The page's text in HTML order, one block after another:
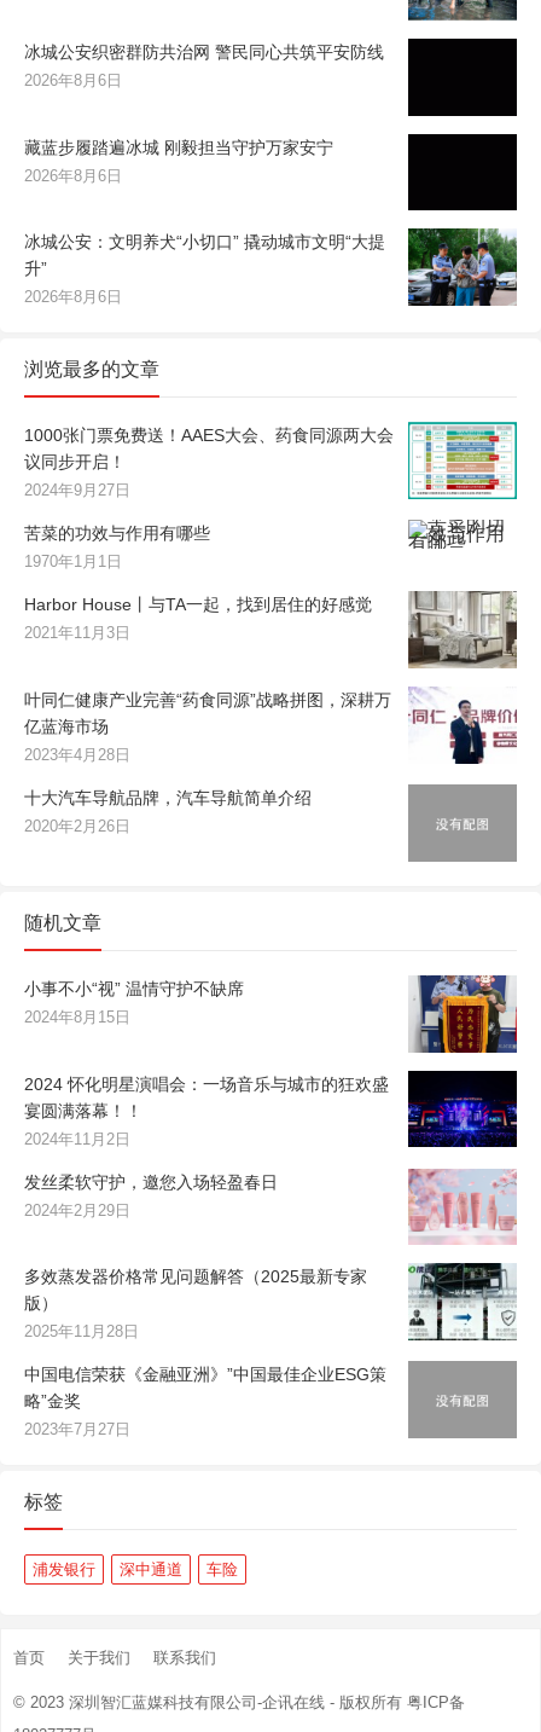
冰城公安织密群防共治网 警民同心共筑平安防线
2026年8月6日
藏蓝步履踏遍冰城 刚毅担当守护万家安宁
2026年8月6日
冰城公安：文明养犬“小切口” 撬动城市文明“大提
升”
2026年8月6日
浏览最多的文章
1000张门票免费送！AAES大会、药食同源两大会
议同步开启！
2024年9月27日
苦菜的功效与作用有哪些
1970年1月1日
Harbor House丨与TA一起，找到居住的好感觉
2021年11月3日
叶同仁健康产业完善“药食同源”战略拼图，深耕万
亿蓝海市场
2023年4月28日
十大汽车导航品牌，汽车导航简单介绍
2020年2月26日
随机文章
小事不小“视” 温情守护不缺席
2024年8月15日
2024 怀化明星演唱会：一场音乐与城市的狂欢盛
宴圆满落幕！！
2024年11月2日
发丝柔软守护，邀您入场轻盈春日
2024年2月29日
多效蒸发器价格常见问题解答（2025最新专家
版）
2025年11月28日
中国电信荣获《金融亚洲》”中国最佳企业ESG策
略”金奖
2023年7月27日
标签
浦发银行 深中通道 车险
首页 关于我们 联系我们
© 2023 深圳智汇蓝媒科技有限公司-企讯在线 - 版权所有 粤ICP备